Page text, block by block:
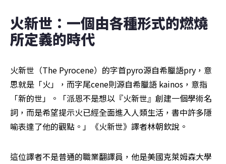
火新世：一個由各種形式的燃燒
所定義的時代
火新世（The Pyrocene）的字首pyro源自希臘語pry，意
思就是「火」，而字尾cene則源自希臘語 kainos，意指
「新的世」。「派恩不是想以『火新世』創建一個學術名
詞，而是希望提示火已經全面進入人類生活，書中許多隱
喻表達了他的觀點。」《火新世》譯者林朝欽說。
這位譯者不是普通的職業翻譯員，他是美國克萊姆森大學